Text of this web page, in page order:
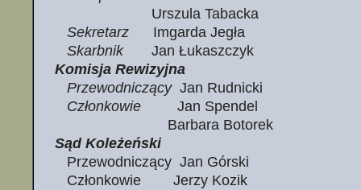
Urszula Tabacka
SekretarzImgarda Jegła
SkarbnikJan Łukaszczyk
Komisja Rewizyjna
PrzewodniczącyJan Rudnicki
CzłonkowieJan Spendel
Barbara Botorek
Sąd Koleżeński
Przewodniczący Jan Górski
Członkowie Jerzy Kozik